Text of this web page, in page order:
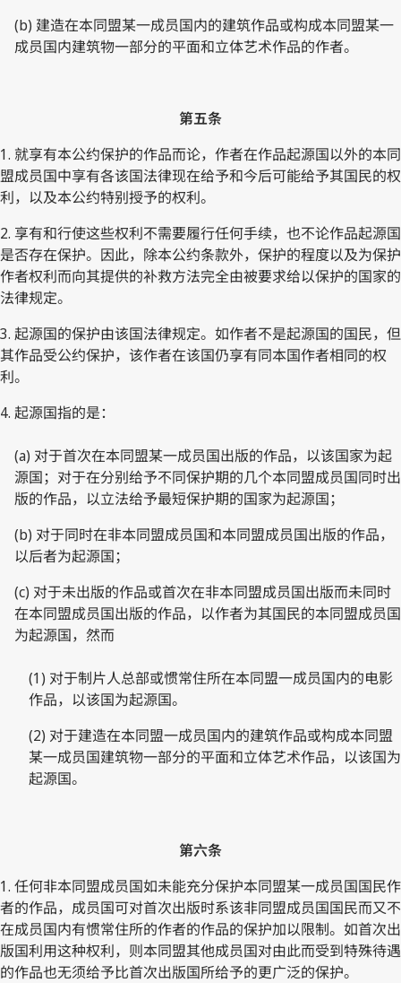
(b) 建造在本同盟某一成员国内的建筑作品或构成本同盟某一
成员国内建筑物一部分的平面和立体艺术作品的作者。
第五条
1. 就享有本公约保护的作品而论，作者在作品起源国以外的本同
盟成员国中享有各该国法律现在给予和今后可能给予其国民的权
利，以及本公约特别授予的权利。
2. 享有和行使这些权利不需要履行任何手续，也不论作品起源国
是否存在保护。因此，除本公约条款外，保护的程度以及为保护
作者权利而向其提供的补救方法完全由被要求给以保护的国家的
法律规定。
3. 起源国的保护由该国法律规定。如作者不是起源国的国民，但
其作品受公约保护，该作者在该国仍享有同本国作者相同的权
利。
4. 起源国指的是：
(a) 对于首次在本同盟某一成员国出版的作品，以该国家为起
源国；对于在分别给予不同保护期的几个本同盟成员国同时出
版的作品，以立法给予最短保护期的国家为起源国；
(b) 对于同时在非本同盟成员国和本同盟成员国出版的作品，
以后者为起源国；
(c) 对于未出版的作品或首次在非本同盟成员国出版而未同时
在本同盟成员国出版的作品，以作者为其国民的本同盟成员国
为起源国，然而
(1) 对于制片人总部或惯常住所在本同盟一成员国内的电影
作品，以该国为起源国。
(2) 对于建造在本同盟一成员国内的建筑作品或构成本同盟
某一成员国建筑物一部分的平面和立体艺术作品，以该国为
起源国。
第六条
1. 任何非本同盟成员国如未能充分保护本同盟某一成员国国民作
者的作品，成员国可对首次出版时系该非同盟成员国国民而又不
在成员国内有惯常住所的作者的作品的保护加以限制。如首次出
版国利用这种权利，则本同盟其他成员国对由此而受到特殊待遇
的作品也无须给予比首次出版国所给予的更广泛的保护。